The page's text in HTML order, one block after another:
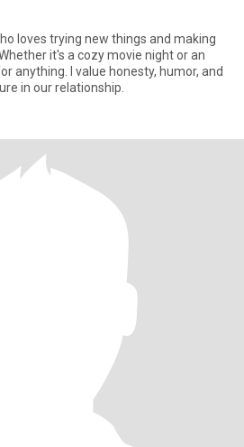
loves trying new things and making
it's a cozy movie night or an
anything. I value honesty, humor, and
in our relationship.